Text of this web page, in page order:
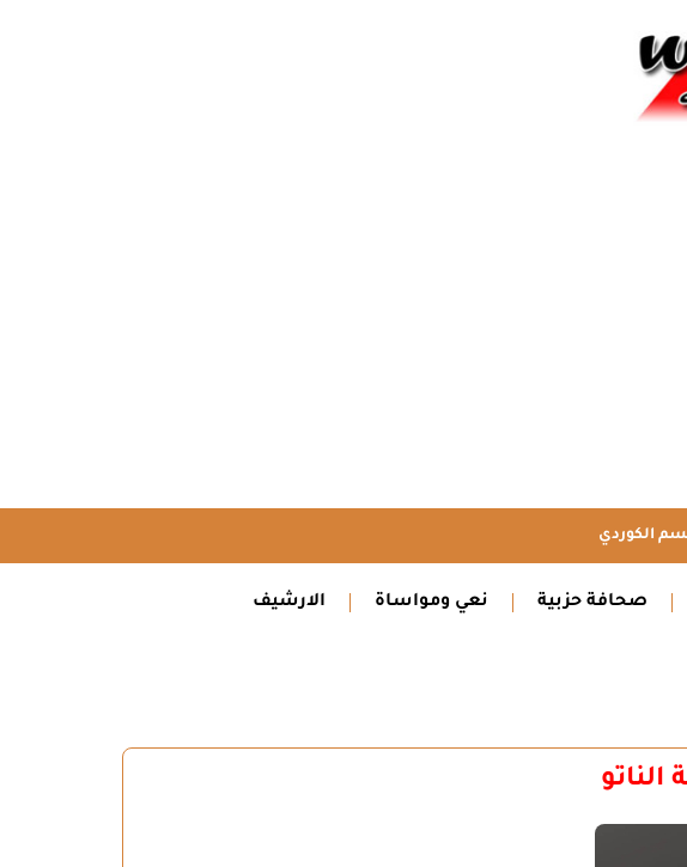
الكوردي
صحافة حزبية نعي ومواساة الارشيف